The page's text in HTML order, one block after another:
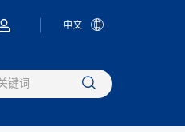
中文